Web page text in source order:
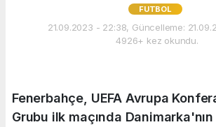
FUTBOL
21.09.2023 - 22:38, Güncelleme:
4926+ kez okundu.
Fenerbahçe, UEFA Avrupa
Grubu ilk maçında